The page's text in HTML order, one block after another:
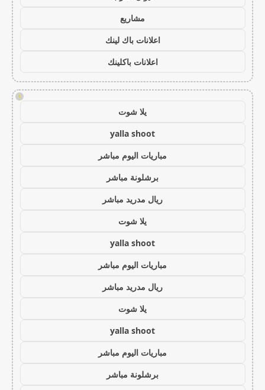
مشاريع
اعلانات باك لينك
اعلانات باكلينك
!
يلا شوت
yalla shoot
مباريات اليوم مباشر
برشلونة مباشر
ريال مدريد مباشر
يلا شوت
yalla shoot
مباريات اليوم مباشر
ريال مدريد مباشر
يلا شوت
yalla shoot
مباريات اليوم مباشر
برشلونة مباشر